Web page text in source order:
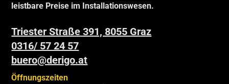
leistbare Preise im Installationswesen.
Triester Straße 391, 8055 Graz
0316/ 57 24 57
buero@derigo.at
Öffnungszeiten